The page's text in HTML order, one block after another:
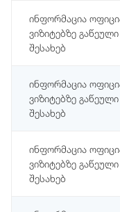
ინფორმაცია
ვიზიტებზე
შესახებ
ინფორმაცია
ვიზიტებზე
შესახებ
ინფორმაცია
ვიზიტებზე
შესახებ